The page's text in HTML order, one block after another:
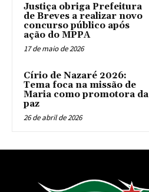
Justiça obriga Prefeitura
de Breves a realizar novo
concurso público após
ação do MPPA
17 de maio de 2026
Círio de Nazaré 2026:
Tema foca na missão de
Maria como promotora da
paz
26 de abril de 2026